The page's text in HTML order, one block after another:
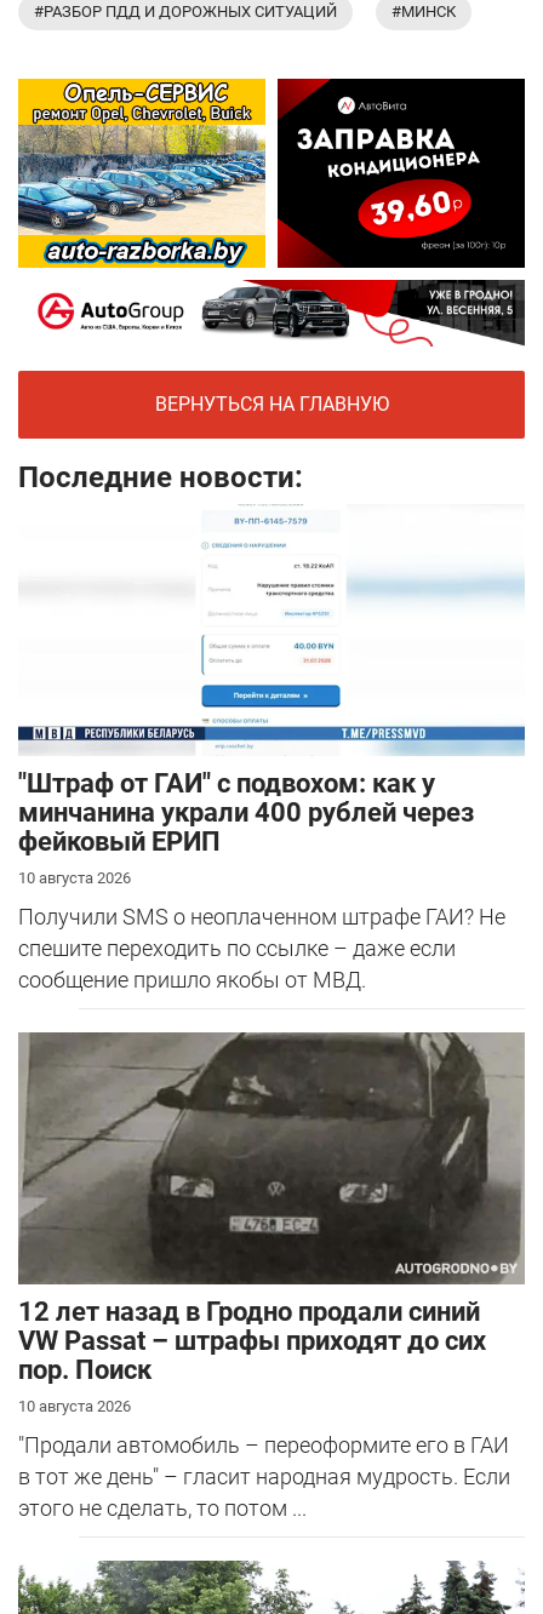
#РАЗБОР ПДД И ДОРОЖНЫХ СИТУАЦИЙ #МИНСК
ВЕРНУТЬСЯ НА ГЛАВНУЮ
Последние новости:
"Штраф от ГАИ" с подвохом: как у
минчанина украли 400 рублей через
фейковый ЕРИП
10 августа 2026
Получили SMS о неоплаченном штрафе ГАИ? Не
спешите переходить по ссылке – даже если
сообщение пришло якобы от МВД.
12 лет назад в Гродно продали синий
VW Passat – штрафы приходят до сих
пор. Поиск
10 августа 2026
"Продали автомобиль – переоформите его в ГАИ
в тот же день" – гласит народная мудрость. Если
этого не сделать, то потом ...